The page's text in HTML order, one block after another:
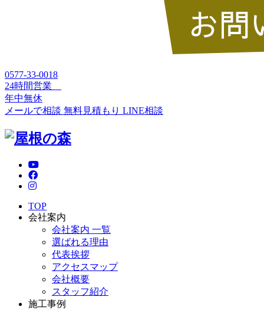
0577-33-0018
24時間営業
年中無休
メールで相談 無料見積もり LINE相談
TOP
会社案内
会社案内 一覧
選ばれる理由
代表挨拶
アクセスマップ
会社概要
スタッフ紹介
施工事例